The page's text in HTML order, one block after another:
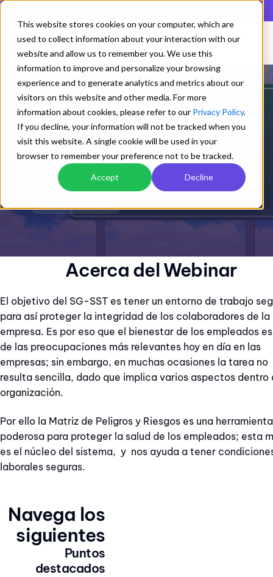
This website stores cookies on your computer, which are
used to collect information about your interaction with our
website and allow us to remember you. We use this
information to improve and personalize your browsing
experience and to generate analytics and metrics about our
visitors on this website and other media. For more
information about cookies, please refer to our Privacy Policy.
If you decline, your information will not be tracked when you
visit this website. A single cookie will be used in your
browser to remember your preference not to be tracked.
Accept Decline
Webinar
¿Qué tener en cuenta en la
creación de la Matriz de
Peligros y Riesgos?
gestión de riesgos
Normatividad
Acerca del Webinar
El objetivo del SG-SST es tener un entorno de trabajo
para así proteger la integridad de los colaboradores de la
empresa. Es por eso que e l bienestar de los empleados
de las preocupaciones más relevantes hoy en día en las
empresas; sin embargo, en muchas ocasiones la tarea no
resulta sencilla, dado que implica varios aspectos dentro
organización.
Por ello la Matriz de Peligros y Riesgos es una herramienta
poderosa para proteger la salud de los empleados; esta
es el núcleo del sistema, y nos ayuda a tener
laborales seguras.
Navega los
siguientes
Puntos
destacados